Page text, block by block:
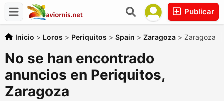
Publicar
Inicio > Loros > Periquitos > Spain > Zaragoza > Zaragoza
No se han encontrado
anuncios en Periquitos,
Zaragoza